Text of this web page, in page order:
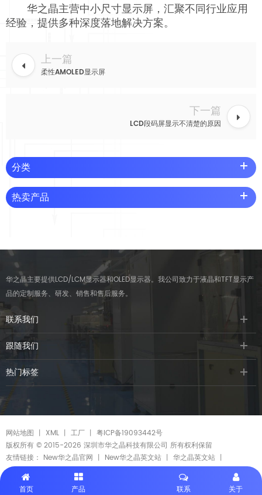
华之晶主营中小尺寸显示屏，汇聚不同行业应用
经验，提供多种深度落地解决方案。
上一篇
柔性AMOLED显示屏
下一篇
LCD段码屏显示不清楚的原因
分类
热卖产品
华之晶主要提供LCD/LCM显示器和OLED显示器。我公司致力于液晶和TFT显示产
品的定制服务、研发、销售和售后服务。
联系我们
跟随我们
热门标签
网站地图 丨 XML 丨 工厂 丨 粤ICP备19093442号
版权所有 © 2015-2026 深圳市华之晶科技有限公司 所有权利保留
友情链接： New华之晶官网 丨 New华之晶英文站 丨 华之晶英文站 丨
首页 产品 关于
联系